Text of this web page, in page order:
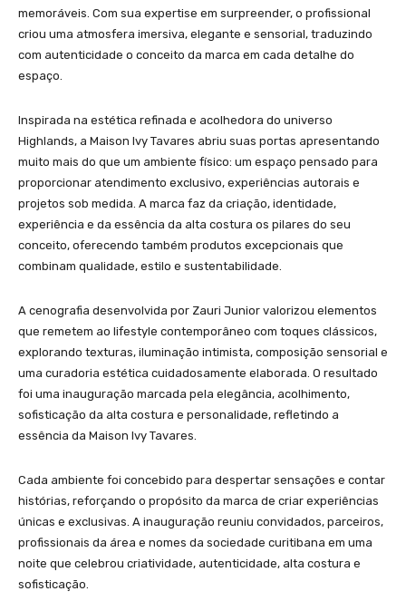
memoráveis. Com sua expertise em surpreender, o profissional
criou uma atmosfera imersiva, elegante e sensorial, traduzindo
com autenticidade o conceito da marca em cada detalhe do
espaço.
Inspirada na estética refinada e acolhedora do universo
Highlands, a Maison Ivy Tavares abriu suas portas apresentando
muito mais do que um ambiente físico: um espaço pensado para
proporcionar atendimento exclusivo, experiências autorais e
projetos sob medida. A marca faz da criação, identidade,
experiência e da essência da alta costura os pilares do seu
conceito, oferecendo também produtos excepcionais que
combinam qualidade, estilo e sustentabilidade.
A cenografia desenvolvida por Zauri Junior valorizou elementos
que remetem ao lifestyle contemporâneo com toques clássicos,
explorando texturas, iluminação intimista, composição sensorial e
uma curadoria estética cuidadosamente elaborada. O resultado
foi uma inauguração marcada pela elegância, acolhimento,
sofisticação da alta costura e personalidade, refletindo a
essência da Maison Ivy Tavares.
Cada ambiente foi concebido para despertar sensações e contar
histórias, reforçando o propósito da marca de criar experiências
únicas e exclusivas. A inauguração reuniu convidados, parceiros,
profissionais da área e nomes da sociedade curitibana em uma
noite que celebrou criatividade, autenticidade, alta costura e
sofisticação.